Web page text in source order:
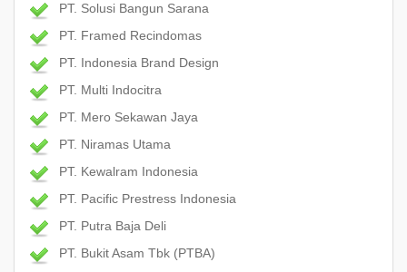
PT. Solusi Bangun Sarana
PT. Framed Recindomas
PT. Indonesia Brand Design
PT. Multi Indocitra
PT. Mero Sekawan Jaya
PT. Niramas Utama
PT. Kewalram Indonesia
PT. Pacific Prestress Indonesia
PT. Putra Baja Deli
PT. Bukit Asam Tbk (PTBA)